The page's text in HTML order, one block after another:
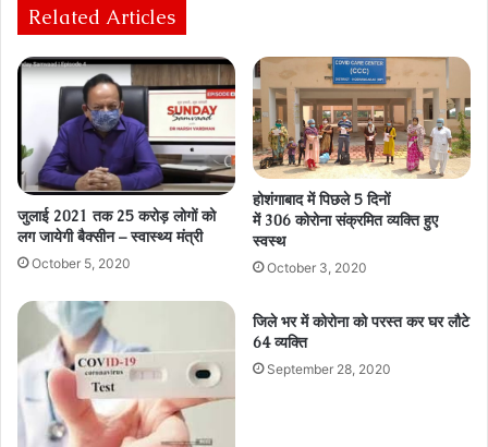
Related Articles
जुलाई 2021 तक 25 करोड़ लोगों को
लग जायेगी बैक्सीन – स्वास्थ्य मंत्री
October 5, 2020
होशंगाबाद में पिछले 5 दिनों
में 306 कोरोना संक्रमित व्यक्ति हुए
स्वस्थ
October 3, 2020
जिले भर में कोरोना को परस्त कर घर लौटे
64 व्यक्ति
September 28, 2020